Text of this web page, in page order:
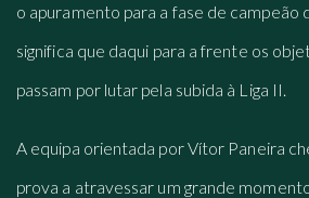
o apuramento para a fase de campeão
significa que daqui para a frente os
passam por lutar pela subida à Liga II.
A equipa orientada por Vítor Paneira
prova a atravessar um grande